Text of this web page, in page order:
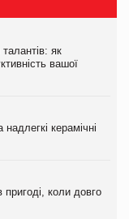
як
вашої
керамічні
пригоді, коли довго